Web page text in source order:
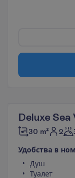
Deluxe Sea
30 m² 2
Удобства в ном
Душ
Туалет